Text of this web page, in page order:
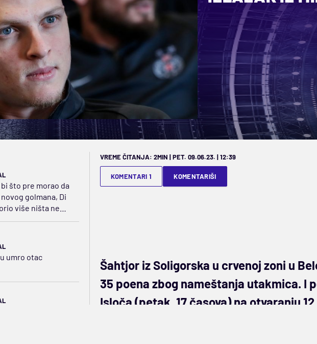
što pre morao da
golmana, Di
više ništa ne
da odbrani...
umro otac
VREME ČITANJA: 2MIN | PET. 09.06.23. | 12:39
KOMENTARI 1 KOMENTARIŠI
Šahtjor iz Soligorska u crvenoj zoni u
35 poena zbog nameštanja utakmica. I
Isloča (petak, 17 časova) na otvaranju